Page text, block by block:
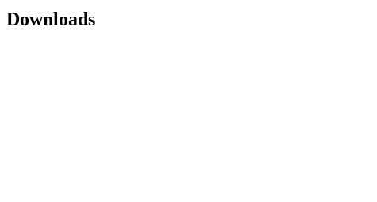
Downloads